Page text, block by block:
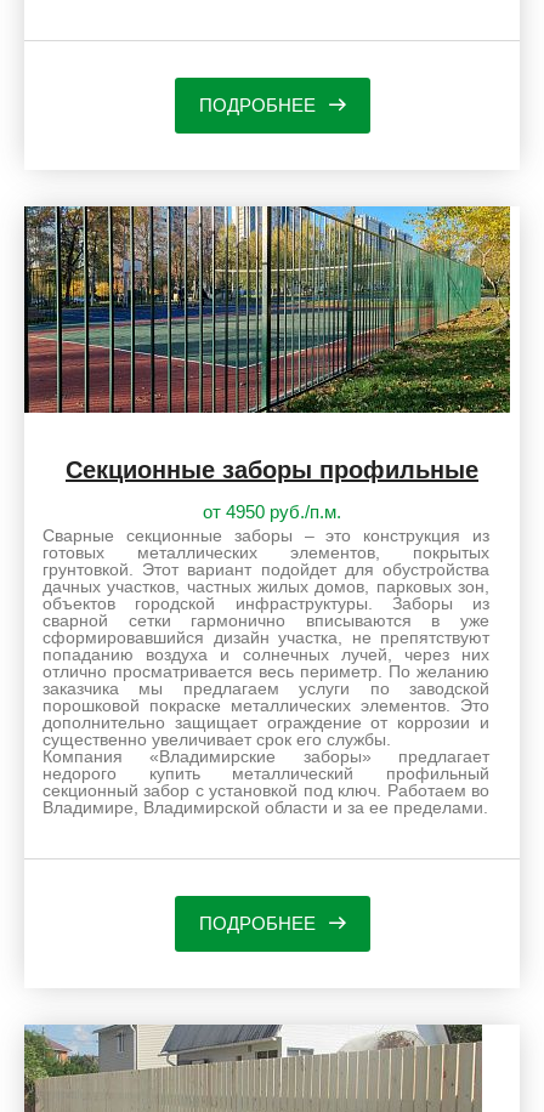
ПОДРОБНЕЕ
Секционные заборы профильные
от 4950 руб./п.м.
Сварные секционные заборы – это конструкция из
готовых металлических элементов, покрытых
грунтовкой. Этот вариант подойдет для обустройства
дачных участков, частных жилых домов, парковых зон,
объектов городской инфраструктуры. Заборы из
сварной сетки гармонично вписываются в уже
сформировавшийся дизайн участка, не препятствуют
попаданию воздуха и солнечных лучей, через них
отлично просматривается весь периметр. По желанию
заказчика мы предлагаем услуги по заводской
порошковой покраске металлических элементов. Это
дополнительно защищает ограждение от коррозии и
существенно увеличивает срок его службы.
Компания «Владимирские заборы» предлагает
недорого купить металлический профильный
секционный забор с установкой под ключ. Работаем во
Владимире, Владимирской области и за ее пределами.
ПОДРОБНЕЕ